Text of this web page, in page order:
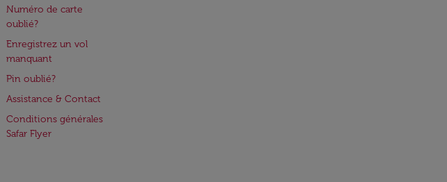
Numéro de carte
oublié?
Enregistrez un vol
manquant
Pin oublié?
Assistance & Contact
Conditions générales
Safar Flyer